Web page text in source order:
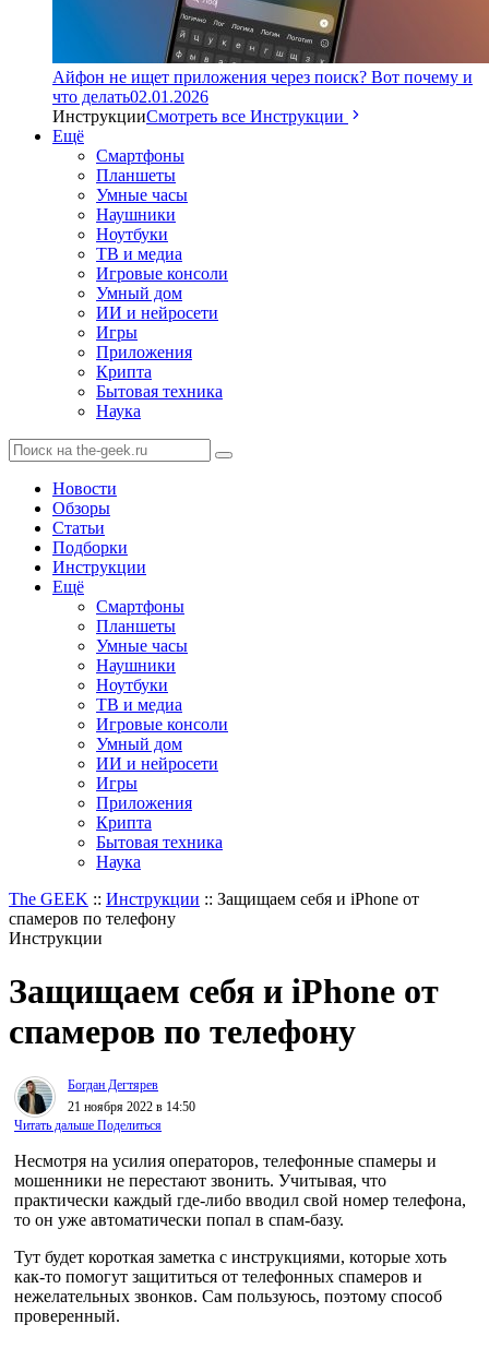
Айфон не ищет приложения через поиск? Вот почему и
что делать02.01.2026
ИнструкцииСмотреть все Инструкции
Ещё
Смартфоны
Планшеты
Умные часы
Наушники
Ноутбуки
ТВ и медиа
Игровые консоли
Умный дом
ИИ и нейросети
Игры
Приложения
Крипта
Бытовая техника
Наука
Новости
Обзоры
Статьи
Подборки
Инструкции
Ещё
Смартфоны
Планшеты
Умные часы
Наушники
Ноутбуки
ТВ и медиа
Игровые консоли
Умный дом
ИИ и нейросети
Игры
Приложения
Крипта
Бытовая техника
Наука
The GEEK :: Инструкции :: Защищаем себя и iPhone от
спамеров по телефону
Инструкции
Защищаем себя и iPhone от
спамеров по телефону
Богдан Дегтярев
21 ноября 2022 в 14:50
Читать дальше Поделиться
Несмотря на усилия операторов, телефонные спамеры и
мошенники не перестают звонить. Учитывая, что
практически каждый где-либо вводил свой номер телефона,
то он уже автоматически попал в спам-базу.
Тут будет короткая заметка с инструкциями, которые хоть
как-то помогут защититься от телефонных спамеров и
нежелательных звонков. Сам пользуюсь, поэтому способ
проверенный.